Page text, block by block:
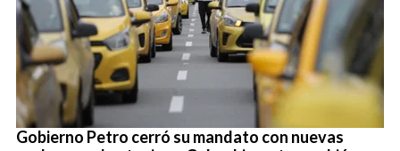
Gobierno Petro cerró su mandato con nuevas